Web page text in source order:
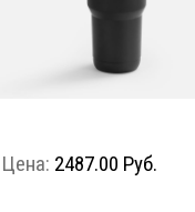
Цена: 2487.00 Руб.